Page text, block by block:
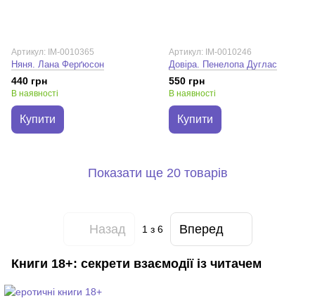
Книги 18+: секрети взаємодії із читачем
Артикул: IM-0010365
Няня. Лана Ферґюсон
440 грн
В наявності
Купити
Артикул: IM-0010246
Довіра. Пенелопа Дуглас
550 грн
В наявності
Купити
Показати ще 20 товарів
Назад 1з 6 Вперед